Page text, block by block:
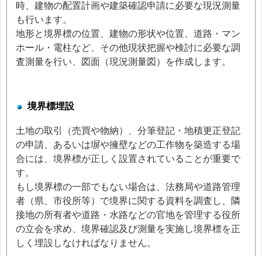
時、建物の配置計画や建築確認申請に必要な現況測量
も行います。
地形と境界標の位置、建物の形状や位置、道路・マン
ホール・電柱など、その他現状把握や検討に必要な調
査測量を行い、図面（現況測量図）を作成します。
境界標埋設
土地の取引（売買や物納）、分筆登記・地積更正登記
の申請、あるいは塀や擁壁などの工作物を築造する場
合には、境界標が正しく設置されていることが重要で
す。
もし境界標の一部でもない場合は、法務局や道路管理
者（県、市役所等）で境界に関する資料を調査し、隣
接地の所有者や道路・水路などの官地を管理する役所
の立会を求め、境界確認及び測量を実施し境界標を正
しく埋設しなければなりません。